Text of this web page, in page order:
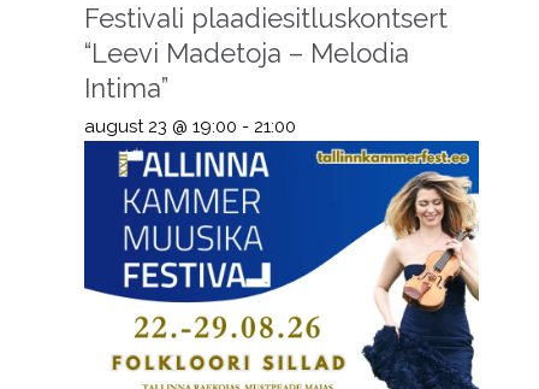
Festivali plaadiesitluskontsert
“Leevi Madetoja – Melodia
Intima”
august 23 @ 19:00 - 21:00